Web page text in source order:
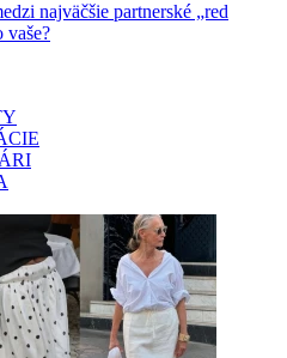
najväčšie partnerské „red
vaše?